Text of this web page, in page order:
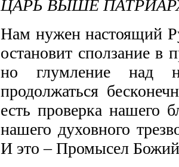
ЦАРЬ ВЫШЕ
Нам нужен настоящий
остановит сползание в
но глумление над
продолжаться
есть проверка нашего
нашего духовного
И это – Промысел